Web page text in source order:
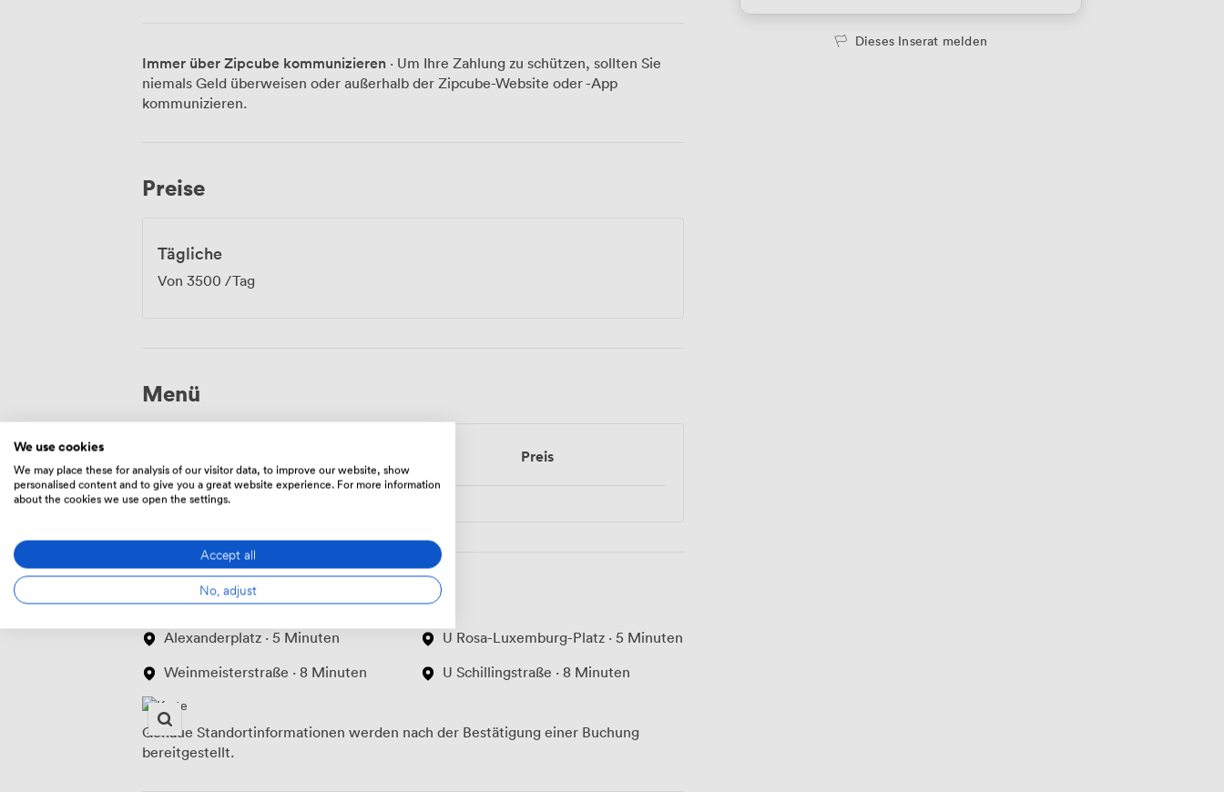
Immer über Zipcube kommunizieren · Um Ihre Zahlung zu schützen, sollten Sie
niemals Geld überweisen oder außerhalb der Zipcube-Website oder -App
kommunizieren.
Preise
Tägliche
Von 3500 /Tag
Menü
Preis
Ort
Alexanderplatz · 5 Minuten
Weinmeisterstraße · 8 Minuten
U Rosa-Luxemburg-Platz · 5 Minuten
U Schillingstraße · 8 Minuten
Genaue Standortinformationen werden nach der Bestätigung einer Buchung
bereitgestellt.
Dieses Inserat melden
We use cookies
We may place these for analysis of our visitor data, to improve our website, show
personalised content and to give you a great website experience. For more information
about the cookies we use open the settings.
Accept all
No, adjust